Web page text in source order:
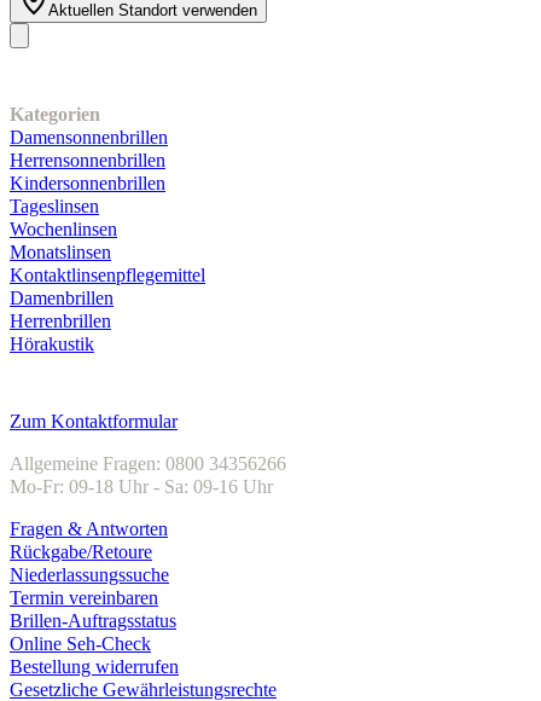
Aktuellen Standort verwenden
Kategorien
Damensonnenbrillen
Herrensonnenbrillen
Kindersonnenbrillen
Tageslinsen
Wochenlinsen
Monatslinsen
Kontaktlinsenpflegemittel
Damenbrillen
Herrenbrillen
Hörakustik
Zum Kontaktformular
Allgemeine Fragen: 0800 34356266
Mo-Fr: 09-18 Uhr - Sa: 09-16 Uhr
Fragen & Antworten
Rückgabe/Retoure
Niederlassungssuche
Termin vereinbaren
Brillen-Auftragsstatus
Online Seh-Check
Bestellung widerrufen
Gesetzliche Gewährleistungsrechte